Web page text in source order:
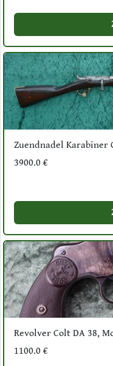
Zuendnadel Karabiner
3900.0 €
Revolver Colt DA 38,
1100.0 €